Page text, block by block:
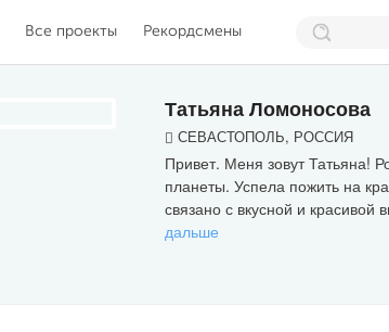
Все проекты Рекордсмены
Татьяна Ломоносова
СЕВАСТОПОЛЬ, РОССИЯ
Привет. Меня зовут Татьяна!
планеты. Успела пожить на
связано с вкусной и
дальше